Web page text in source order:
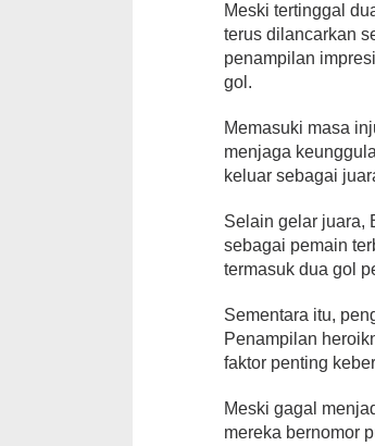
Meski tertinggal
terus dilancarkan
penampilan
gol.
Memasuki masa
menjaga
keluar sebagai
‎Selain gelar juara,
sebagai pemain
termasuk dua gol
Sementara itu,
Penampilan
faktor penting
Meski gagal
mereka bernomor